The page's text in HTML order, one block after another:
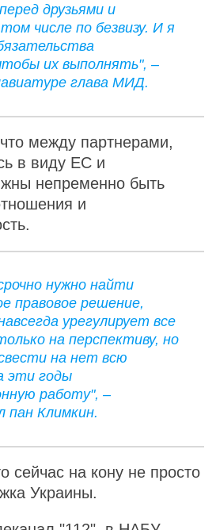
друзьями и
числе по безвизу. И я
их выполнять", –
глава МИД.
между партнерами,
в виду ЕС и
непременно быть
и
нужно найти
правовое решение,
урегулирует все
на перспективу, но
на нет всю
эти годы
работу", –
пан Климкин.
сейчас на кону не просто
Украины.